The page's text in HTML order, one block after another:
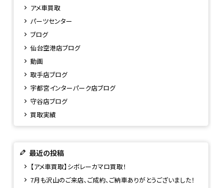
アメ車買取
パーツセンター
ブログ
仙台空港店ブログ
動画
取手店ブログ
宇都宮インターパーク店ブログ
守谷店ブログ
買取実績
最近の投稿
【アメ車買取】シボレーカマロ買取！
7月も沢山のご来店、ご成約、ご納車ありがとうございました！